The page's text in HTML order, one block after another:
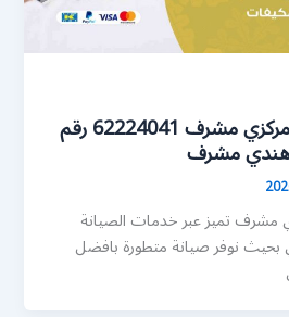
فني صيانة تكييف مركزي مشرف 62224041 رقم
مشرف
تميز عبر خدمات الصيانة
بحيث نوفر صيانة متطورة بافضل